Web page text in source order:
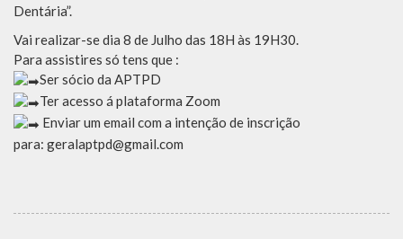
Dentária”.
Vai realizar-se dia 8 de Julho das 18H às 19H30.
Para assistires só tens que :
Ser sócio da APTPD
Ter acesso á plataforma Zoom
Enviar um email com a intenção de inscrição
para: geralaptpd@gmail.com